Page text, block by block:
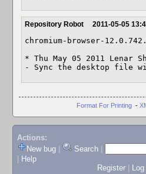
Repository Robot 2011-05-05
chromium-browser-
* Thu May 05 2011 Lenar
- Sync the desktop file
Format For Printing -
Actions:
New bug
Search
Help
Register